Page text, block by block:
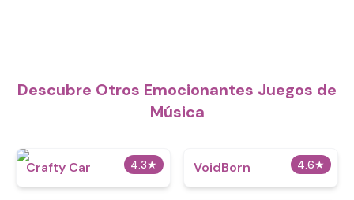
Descubre Otros Emocionantes Juegos de
Música
4.3★
Crafty Car 4.6★
VoidBorn